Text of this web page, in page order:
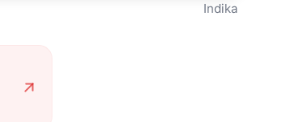
Indika